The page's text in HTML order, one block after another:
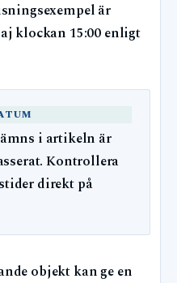
är
klockan 15:00 enligt
i artikeln är
Kontrollera
direkt på
objekt kan ge en